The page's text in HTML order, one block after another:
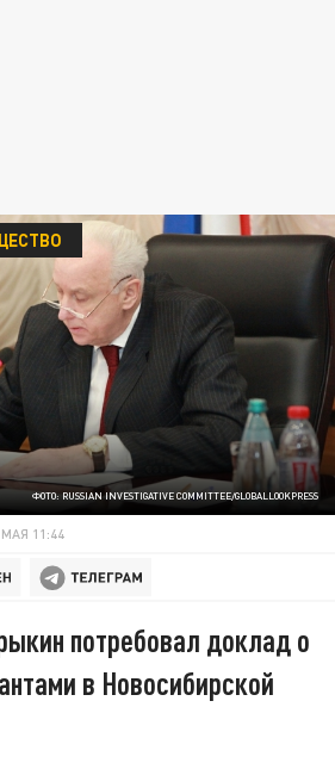
ФОТО: RUSSIAN INVESTIGATIVE COMMITTEE/GLOBALLOOKPRESS
МАЯ 11:44
потребовал доклад о
в Новосибирской